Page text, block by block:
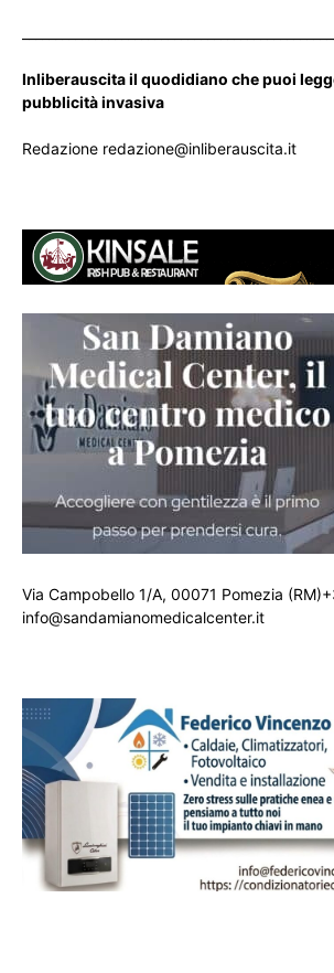
Inliberauscita il quodidiano che puoi
pubblicità invasiva
Redazione redazione@inliberauscita.it
Via Campobello 1/A, 00071 Pomezia
info@sandamianomedicalcenter.it